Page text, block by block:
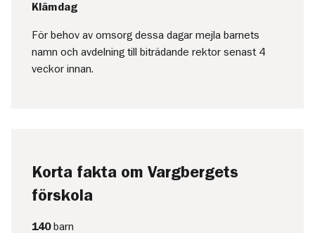
Klämdag
För behov av omsorg dessa dagar mejla barnets
namn och avdelning till biträdande rektor senast 4
veckor innan.
Korta fakta om Vargbergets
förskola
140barn